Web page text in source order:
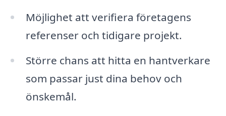
Möjlighet att verifiera företagens
referenser och tidigare projekt.
Större chans att hitta en hantverkare
som passar just dina behov och
önskemål.